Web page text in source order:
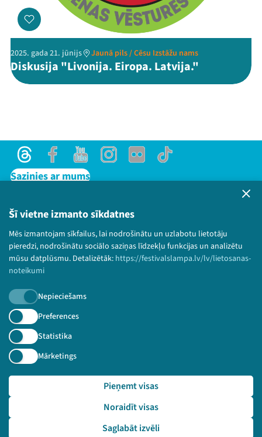
Šī vietne izmanto sīkdatnes
Mēs izmantojam sīkfailus, lai nodrošinātu un uzlabotu lietotāju
pieredzi, nodrošinātu sociālo saziņas līdzekļu funkcijas un analizētu
mūsu datplūsmu. Detalizētāk: https://festivalslampa.lv/lv/lietosanas-
noteikumi
Nepieciešams
Preferences
Statistika
Mārketings
Saglabāt izvēli
Noraidīt visas
Pieņemt visas
2025. gada 21. jūnijs Jaunā pils / Cēsu Izstāžu nams
Diskusija "Livonija. Eiropa. Latvija."
ThreadsFacebookYoutubeInstagram
Flick TikTok
Sazinies ar mums
Lietošanas noteikumi un sīkdatņu politika
Bērnu aizsardzības politika
© 2026 Sarunu festivāls LAMPA Visas tiesības
paturētas.
Piesakies jaunumiem!
Nepalaid garām aktuālāko informāciju!
Pieteikties
🔗 https://festivalslampa.lv/lv/dalibnieki/3763